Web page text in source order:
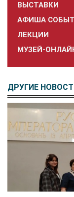
ВЫСТАВКИ
АФИША
ЛЕКЦИИ
МУЗЕЙ-
ДРУГИЕ